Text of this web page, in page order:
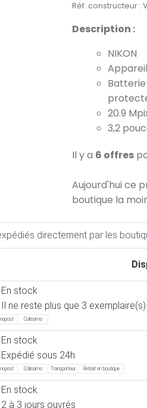
Réf. constructeur :
Description :
NIKON
20.9
3,2
Il y a 6 offres
Aujourd'hui ce
boutique la
directement par les
En stock
Il ne reste plus que 3
Colissimo
En stock
Expédié sous 24h
Colissimo Transporteur Retrait en boutique
En stock
2 à 3 jours ouvrés